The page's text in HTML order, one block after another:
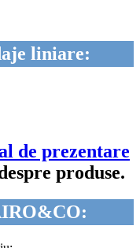
liniare:
de prezentare
produse.